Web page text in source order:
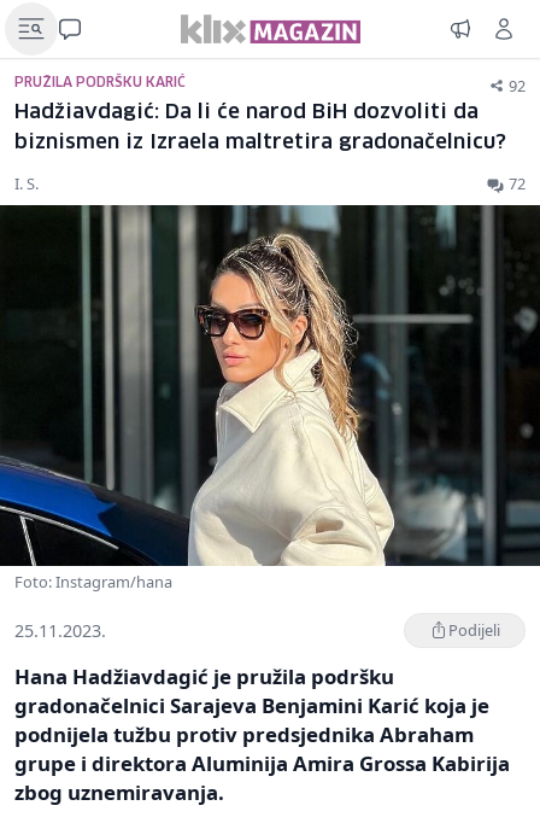
PRUŽILA PODRŠKU KARIĆ 92
Hadžiavdagić: Da li će narod BiH dozvoliti da
biznismen iz Izraela maltretira gradonačelnicu?
I. S. 72
Foto: Instagram/hana
25.11.2023. Podijeli
Hana Hadžiavdagić je pružila podršku
gradonačelnici Sarajeva Benjamini Karić koja je
podnijela tužbu protiv predsjednika Abraham
grupe i direktora Aluminija Amira Grossa Kabirija
zbog uznemiravanja.